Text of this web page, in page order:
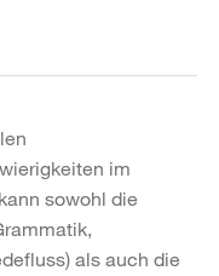
im
sowohl die
als auch die